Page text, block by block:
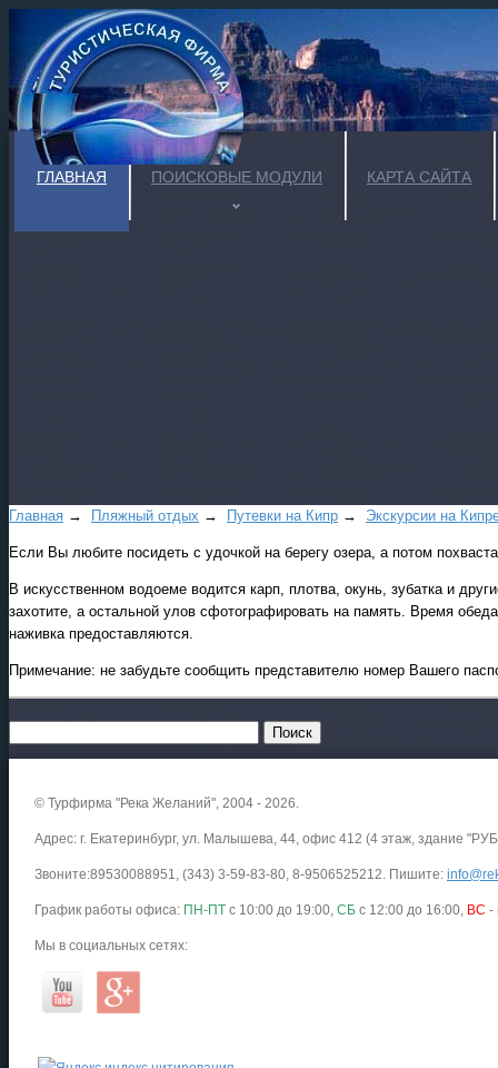
ГЛАВНАЯ ПОИСКОВЫЕ МОДУЛИ КАРТА САЙТА
Главная → Пляжный отдых → Путевки на Кипр → Экскурсии на
Если Вы любите посидеть с удочкой на берегу озера, а потом
В искусственном водоеме водится карп, плотва, окунь, зубатка и
захотите, а остальной улов сфотографировать на память. Время
наживка предоставляются.
Примечание: не забудьте сообщить представителю номер Вашего
© Турфирма "Река Желаний", 2004 - 2026.
Адрес: г. Екатеринбург, ул. Малышева, 44, офис 412 (4 этаж, здание
Звоните:89530088951, (343) 3-59-83-80, 8-9506525212. Пишите:
График работы офиса: ПН-ПТ с 10:00 до 19:00, СБ с 12:00 до 16:00, ВС -
Мы в социальных сетях: